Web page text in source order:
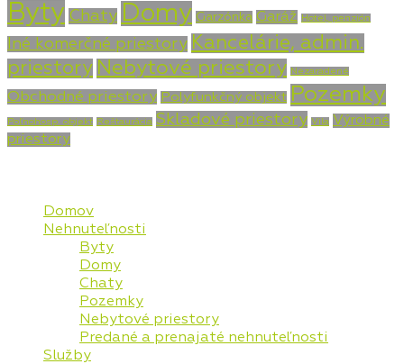
Byty Chaty Domy Garzónka Garáž Hotel, penzión
Iné komerčné priestory Kancelárie, admin.
priestory Nebytové priestory Nezaradené
Obchodné priestory Polyfunkčný objekt Pozemky
Poľnohosp. objekt Reštaurácia Skladové priestory Vila Výrobné
priestory
Domov
Nehnuteľnosti
Byty
Domy
Chaty
Pozemky
Nebytové priestory
Predané a prenajaté nehnuteľnosti
Služby